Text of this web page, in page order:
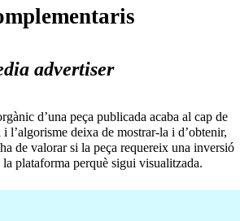
advertiser
d’una peça publicada acaba al cap de
l’algorisme deixa de mostrar-la i d’obtenir,
de valorar si la peça requereix una inversió
plataforma perquè sigui visualitzada.